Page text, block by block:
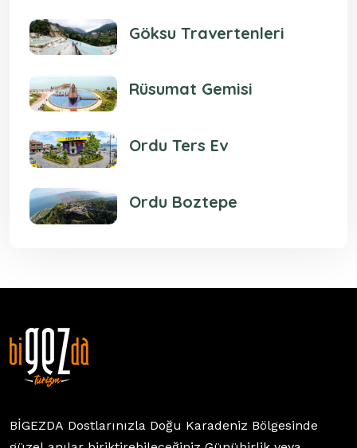
Göksu Travertenleri
Rüsumat Gemisi
Ordu Ters Ev
Ordu Boztepe
BİGEZDA Dostlarınızla Doğu Karadeniz Bölgesinde